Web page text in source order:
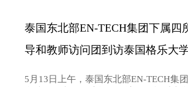
泰国东北部EN-TECH集团下属四
导和教师访问团到访泰国格乐大
5月13日上午，泰国东北部EN-TECH集